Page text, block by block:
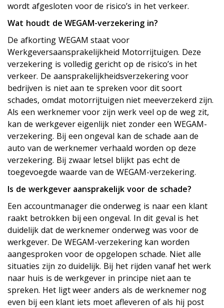
wordt afgesloten voor de risico’s in het verkeer.
Wat houdt de WEGAM-verzekering in?
De afkorting WEGAM staat voor
Werkgeversaansprakelijkheid Motorrijtuigen. Deze
verzekering is volledig gericht op de risico’s in het
verkeer. De aansprakelijkheidsverzekering voor
bedrijven is niet aan te spreken voor dit soort
schades, omdat motorrijtuigen niet meeverzekerd zijn.
Als een werknemer voor zijn werk veel op de weg zit,
kan de werkgever eigenlijk niet zonder een WEGAM-
verzekering. Bij een ongeval kan de schade aan de
auto van de werknemer verhaald worden op deze
verzekering. Bij zwaar letsel blijkt pas echt de
toegevoegde waarde van de WEGAM-verzekering.
Is de werkgever aansprakelijk voor de schade?
Een accountmanager die onderweg is naar een klant
raakt betrokken bij een ongeval. In dit geval is het
duidelijk dat de werknemer onderweg was voor de
werkgever. De WEGAM-verzekering kan worden
aangesproken voor de opgelopen schade. Niet alle
situaties zijn zo duidelijk. Bij het rijden vanaf het werk
naar huis is de werkgever in principe niet aan te
spreken. Het ligt weer anders als de werknemer nog
even bij een klant iets moet afleveren of als hij post